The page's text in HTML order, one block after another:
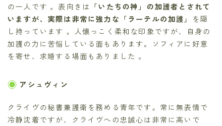
の一人です 。表向きは 「いたちの神」の加護者とされて
いますが、実際は非常に強力な「ラーテルの加護」
を隠
し持っています 。人懐っこく柔和な印象ですが、自身の
加護の力に苦悩している面もあります。ソフィアに好意
を寄せ、求婚する場面もありました 。
アシュヴィン
クライヴの秘書兼護衛を務める青年です。常に無表情で
冷静沈着ですが、クライヴへの忠誠心は非常に高いで